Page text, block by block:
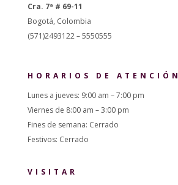
Cra. 7ª # 69-11
Bogotá, Colombia
(571)2493122 – 5550555
HORARIOS DE ATENCIÓN
Lunes a jueves: 9:00 am – 7:00 pm
Viernes de 8:00 am – 3:00 pm
Fines de semana: Cerrado
Festivos: Cerrado
VISITAR